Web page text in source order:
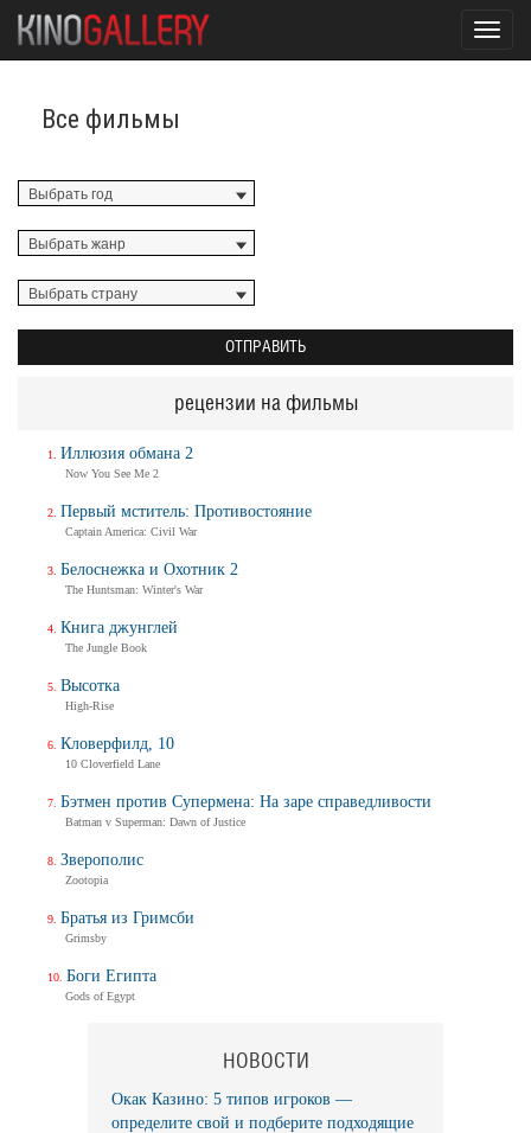
Все фильмы
рецензии на фильмы
Иллюзия обмана 2
Now You See Me 2
Первый мститель: Противостояние
Captain America: Civil War
Белоснежка и Охотник 2
The Huntsman: Winter's War
Книга джунглей
The Jungle Book
Высотка
High-Rise
Кловерфилд, 10
10 Cloverfield Lane
Бэтмен против Супермена: На заре справедливости
Batman v Superman: Dawn of Justice
Зверополис
Zootopia
Братья из Гримсби
Grimsby
Боги Египта
Gods of Egypt
НОВОСТИ
Окак Казино: 5 типов игроков —
определите свой и подберите подходящие